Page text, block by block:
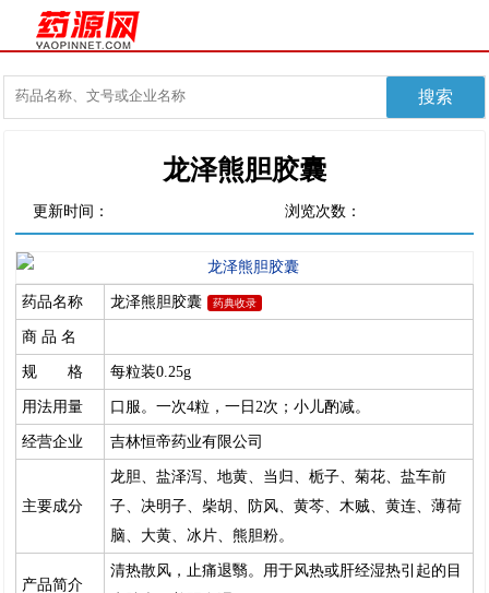
龙泽熊胆胶囊
更新时间： 浏览次数：
药品名称 龙泽熊胆胶囊 药典收录
商 品 名
规 格 每粒装0.25g
用法用量 口服。一次4粒，一日2次；小儿酌减。
经营企业 吉林恒帝药业有限公司
主要成分
龙胆、盐泽泻、地黄、当归、栀子、菊花、盐车前
子、决明子、柴胡、防风、黄芩、木贼、黄连、薄荷
脑、大黄、冰片、熊胆粉。
产品简介
清热散风，止痛退翳。用于风热或肝经湿热引起的目